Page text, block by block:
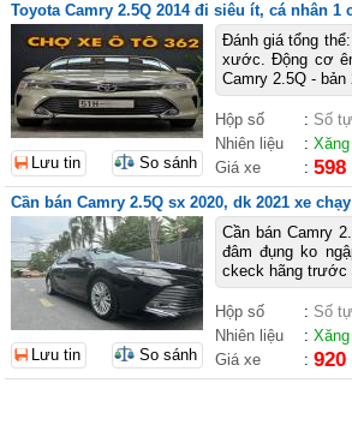
Toyota Camry 2.5Q 2014 đi siêu ít, cá nhân 1
Đánh giá tổng
xước. Động cơ
Camry 2.5Q -
Hộp số : Số
Nhiên liệu
: Xăng
Giá xe
:
Lưu tin So sánh
Cần bán Camry 2.5Q sx 2020, dk 2021 xe
Cần bán Camry
đâm đụng ko
ckeck hãng trước
Hộp số : Số
Nhiên liệu
: Xăng
Giá xe
:
Lưu tin So sánh